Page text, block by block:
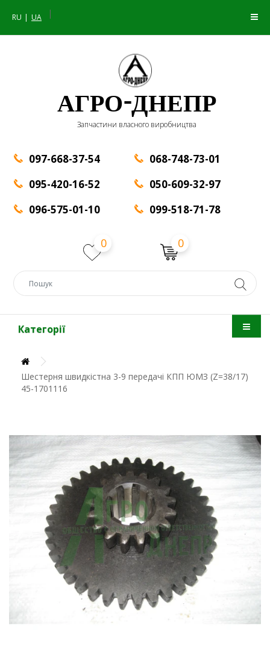
RU UA |
АГРО-ДНЕПР
Запчастини власного виробництва
097-668-37-54
095-420-16-52
096-575-01-10
068-748-73-01
050-609-32-97
099-518-71-78
0 0
Категорії
Шестерня швидкістна 3-9 передачі КПП ЮМЗ (Z=38/17)
45-1701116